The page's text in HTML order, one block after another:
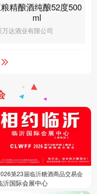
精酿酒纯酿52度500
ml
万达酒业有限公司
第23届临沂糖酒商品交易会
沂国际会展中心